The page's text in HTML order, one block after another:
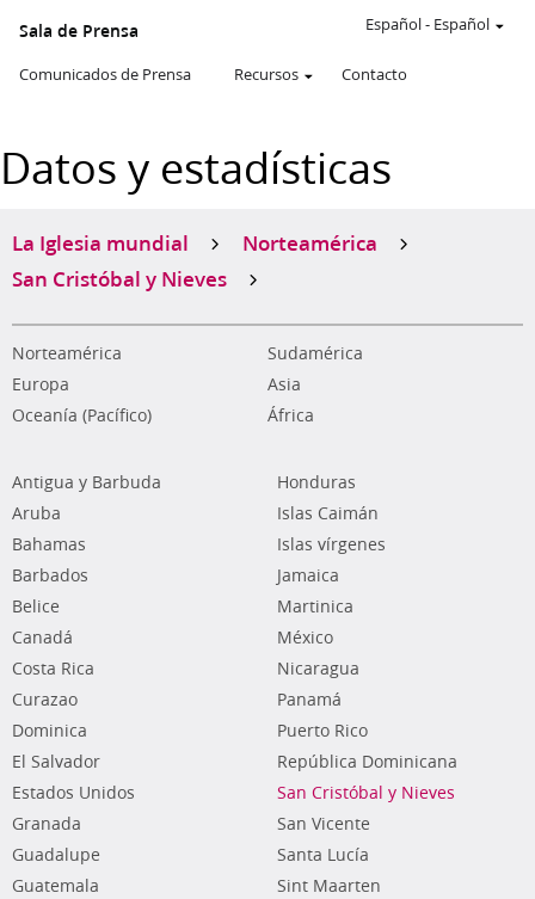
Sala de Prensa
Comunicados de Prensa Recursos Contacto
Español- Español
Datos y estadísticas
La Iglesia mundial
Norteamérica
San Cristóbal y Nieves
Norteamérica
Sudamérica
Europa
Asia
Oceanía (Pacífico)
África
Antigua y Barbuda
Aruba
Bahamas
Barbados
Belice
Canadá
Costa Rica
Curazao
Dominica
El Salvador
Estados Unidos
Granada
Guadalupe
Guatemala
Honduras
Islas Caimán
Islas vírgenes
Jamaica
Martinica
México
Nicaragua
Panamá
Puerto Rico
República Dominicana
San Cristóbal y Nieves
San Vicente
Santa Lucía
Sint Maarten